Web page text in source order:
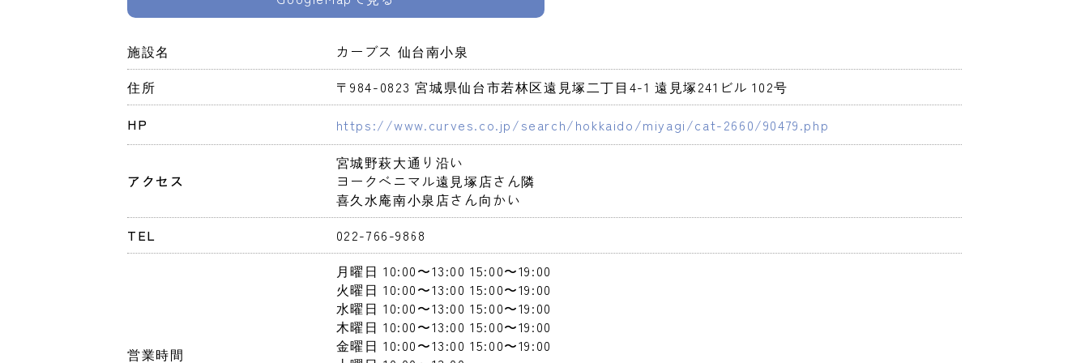
施設名
カーブス 仙台南小泉
住所
〒984-0823 宮城県仙台市若林区遠見塚二丁目4-1 遠見塚241ビル 102号
HP
https://www.curves.co.jp/search/hokkaido/miyagi/cat-2660/90479.php
アクセス
宮城野萩大通り沿い
ヨークベニマル遠見塚店さん隣
喜久水庵南小泉店さん向かい
TEL
022-766-9868
営業時間
月曜日 10:00〜13:00 15:00〜19:00
火曜日 10:00〜13:00 15:00〜19:00
水曜日 10:00〜13:00 15:00〜19:00
木曜日 10:00〜13:00 15:00〜19:00
金曜日 10:00〜13:00 15:00〜19:00